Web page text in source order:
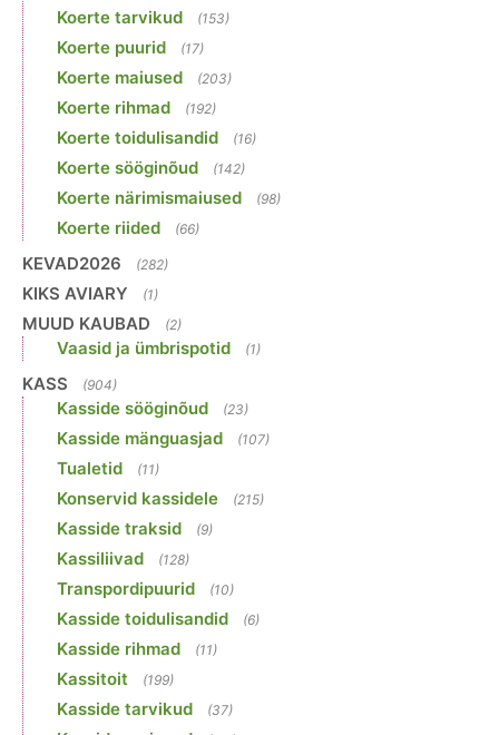
Koerte tarvikud (153)
Koerte puurid (17)
Koerte maiused (203)
Koerte rihmad (192)
Koerte toidulisandid (16)
Koerte sööginõud (142)
Koerte närimismaiused (98)
Koerte riided (66)
KEVAD2026 (282)
KIKS AVIARY (1)
MUUD KAUBAD (2)
Vaasid ja ümbrispotid (1)
KASS (904)
Kasside sööginõud (23)
Kasside mänguasjad (107)
Tualetid (11)
Konservid kassidele (215)
Kasside traksid (9)
Kassiliivad (128)
Transpordipuurid (10)
Kasside toidulisandid (6)
Kasside rihmad (11)
Kassitoit (199)
Kasside tarvikud (37)